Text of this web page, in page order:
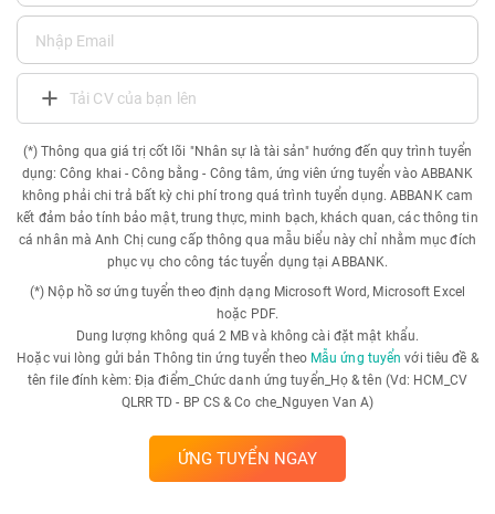
Tải CV của bạn lên
(*) Thông qua giá trị cốt lõi "Nhân sự là tài sản" hướng đến quy trình tuyển
dụng: Công khai - Công bằng - Công tâm, ứng viên ứng tuyển vào ABBANK
không phải chi trả bất kỳ chi phí trong quá trình tuyển dụng. ABBANK cam
kết đảm bảo tính bảo mật, trung thực, minh bạch, khách quan, các thông tin
cá nhân mà Anh Chị cung cấp thông qua mẫu biểu này chỉ nhằm mục đích
phục vụ cho công tác tuyển dụng tại ABBANK.
(*) Nộp hồ sơ ứng tuyển theo định dạng Microsoft Word, Microsoft Excel
hoặc PDF.
Dung lượng không quá 2 MB và không cài đặt mật khẩu.
Hoặc vui lòng gửi bản Thông tin ứng tuyển theo Mẫu ứng tuyển với tiêu đề &
tên file đính kèm: Địa điểm_Chức danh ứng tuyển_Họ & tên (Vd: HCM_CV
QLRR TD - BP CS & Co che_Nguyen Van A)
ỨNG TUYỂN NGAY